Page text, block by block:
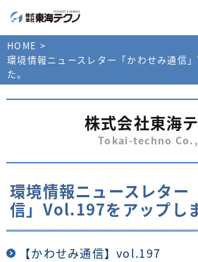
HOME
環境情報ニュースレター「かわせみ通信
た。
株式会社東海
Tokai-techno
環境情報ニュースレター
信」Vol.197をアップし
【かわせみ通信】vol.197